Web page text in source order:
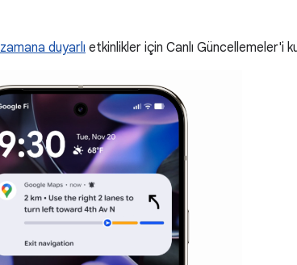
zamana duyarlı etkinlikler için Canlı Güncellemeler'i